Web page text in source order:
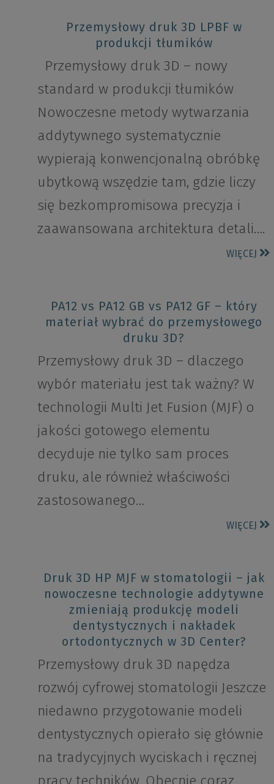
Przemysłowy druk 3D LPBF w
produkcji tłumików
Przemysłowy druk 3D – nowy
standard w produkcji tłumików
Nowoczesne metody wytwarzania
addytywnego systematycznie
wypierają konwencjonalną obróbkę
ubytkową wszędzie tam, gdzie liczy
się bezkompromisowa precyzja i
zaawansowana architektura detali….
WIĘCEJ
PA12 vs PA12 GB vs PA12 GF – który
materiał wybrać do przemysłowego
druku 3D?
Przemysłowy druk 3D – dlaczego
wybór materiału jest tak ważny? W
technologii Multi Jet Fusion (MJF) o
jakości gotowego elementu
decyduje nie tylko sam proces
druku, ale również właściwości
zastosowanego…
WIĘCEJ
Druk 3D HP MJF w stomatologii – jak
nowoczesne technologie addytywne
zmieniają produkcję modeli
dentystycznych i nakładek
ortodontycznych w 3D Center?
Przemysłowy druk 3D napędza
rozwój cyfrowej stomatologii Jeszcze
niedawno przygotowanie modeli
dentystycznych opierało się głównie
na tradycyjnych wyciskach i ręcznej
pracy techników. Obecnie coraz